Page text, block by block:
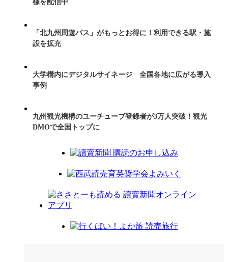
様を配信中
「北九州周遊パス」がもっとお得に！利用できる駅・施
設を拡充
大学構内にデジタルサイネージ 全国各地に広がる導入
事例
九州観光機構のユーチューブ登録者が3万人突破！観光
DMOで全国トップに